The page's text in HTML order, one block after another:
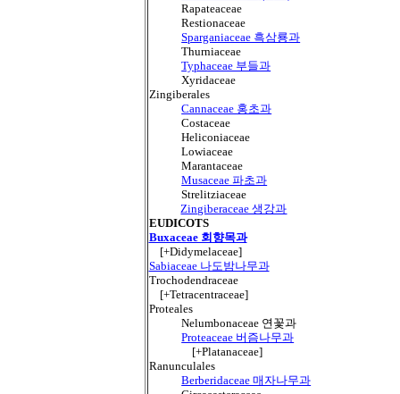
Rapateaceae
Restionaceae
Sparganiaceae 흑삼룡과
Thurniaceae
Typhaceae 부들과
Xyridaceae
Zingiberales
Cannaceae 홍초과
Costaceae
Heliconiaceae
Lowiaceae
Marantaceae
Musaceae 파초과
Strelitziaceae
Zingiberaceae 생강과
EUDICOTS
Buxaceae 회향목과
[+Didymelaceae]
Sabiaceae 나도밤나무과
Trochodendraceae
[+Tetracentraceae]
Proteales
Nelumbonaceae 연꽃과
Proteaceae 버즘나무과
[+Platanaceae]
Ranunculales
Berberidaceae 매자나무과